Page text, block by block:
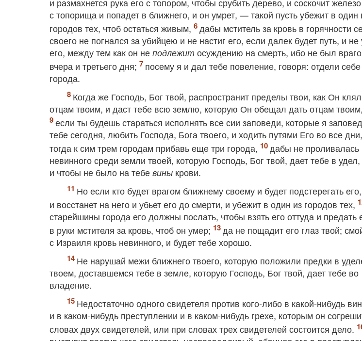
с топорища и попадет в ближнего, и он умрет, — такой пусть убежит в один
городов тех, чтоб остаться живым,
дабы мститель за кровь в горячности
своего не погнался за убийцею и не настиг его, если далек будет путь, и не
его, между тем как он не подлежит осуждению на смерть, ибо не был
вчера и третьего дня;
посему я и дал тебе повеление, говоря: отдели себе
города.
Когда же Господь, Бог твой, распространит пределы твои, как Он
отцам твоим, и даст тебе всю землю, которую Он обещал дать отцам твоим,
если ты будешь стараться исполнять все сии заповеди, которые я
тебе сегодня, любить Господа, Бога твоего, и ходить путями Его во все
тогда к сим трем городам прибавь еще три города,
дабы не проливалась
невинного среди земли твоей, которую Господь, Бог твой, дает тебе в удел,
и чтобы не было на тебе вины крови.
Но если кто будет врагом ближнему своему и будет подстерегать его,
и восстанет на него и убьет его до смерти, и убежит в один из городов тех,
старейшины города его должны послать, чтобы взять его оттуда и предать
в руки мстителя за кровь, чтоб он умер;
да не пощадит его глаз твой;
с Израиля кровь невинного, и будет тебе хорошо.
Не нарушай межи ближнего твоего, которую положили предки в
твоем, доставшемся тебе в земле, которую Господь, Бог твой, дает тебе во
владение.
Недостаточно одного свидетеля против кого‐либо в какой‐нибудь
и в каком‐нибудь преступлении и в каком‐нибудь грехе, которым он
словах двух свидетелей, или при словах трех свидетелей состоится дело.